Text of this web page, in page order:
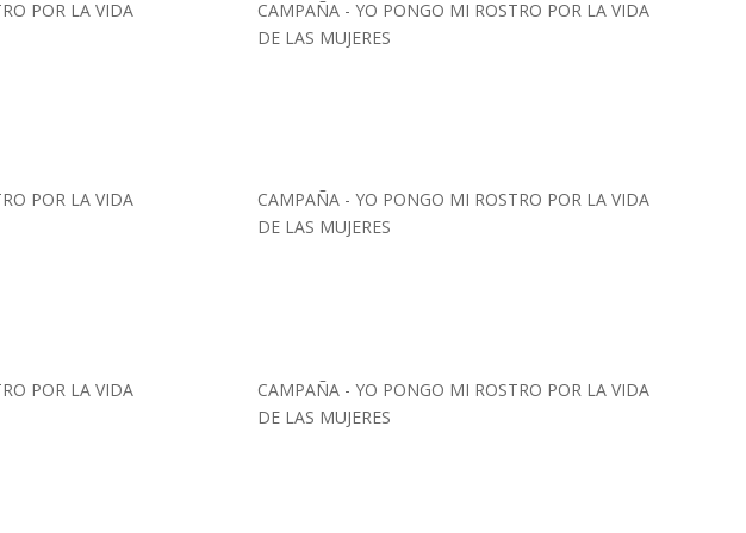
POR LA VIDA
CAMPAÑA - YO PONGO MI ROSTRO POR LA VIDA
DE LAS MUJERES
POR LA VIDA
CAMPAÑA - YO PONGO MI ROSTRO POR LA VIDA
DE LAS MUJERES
POR LA VIDA
CAMPAÑA - YO PONGO MI ROSTRO POR LA VIDA
DE LAS MUJERES